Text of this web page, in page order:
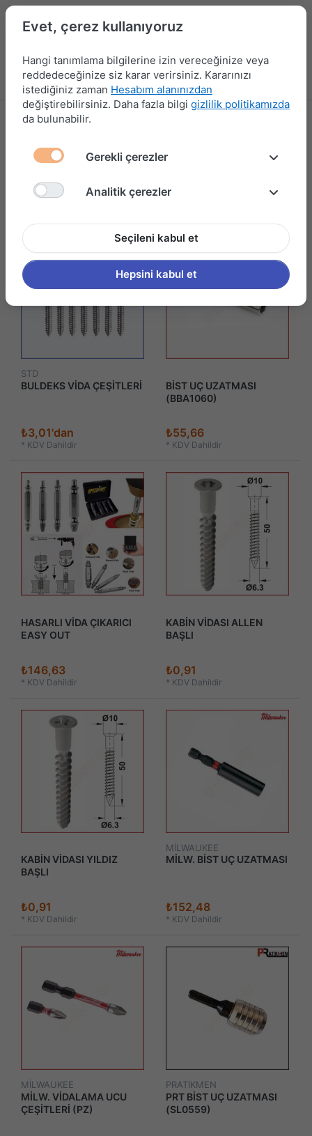
Menü Kampanyalar Yeni Ürünler Giriş yap
SUNTA VİDALARI
14 ürün gösteriliyor
Filtrele ve Sırala
STD
BULDEKS VİDA ÇEŞİTLERİ
₺3,01'dan
* KDV Dahildir
BİST UÇ UZATMASI
(BBA1060)
₺55,66
* KDV Dahildir
HASARLI VİDA ÇIKARICI
EASY OUT
₺146,63
* KDV Dahildir
KABİN VİDASI ALLEN
BAŞLI
₺0,91
* KDV Dahildir
KABİN VİDASI YILDIZ
BAŞLI
₺0,91
* KDV Dahildir
MİLWAUKEE
MİLW. BİST UÇ UZATMASI
₺152,48
* KDV Dahildir
MİLWAUKEE
MİLW. VİDALAMA UCU
ÇEŞİTLERİ (PZ)
PRATİKMEN
PRT BİST UÇ UZATMASI
(SL0559)
Evet, çerez kullanıyoruz
Hangi tanımlama bilgilerine izin vereceğinize veya
reddedeceğinize siz karar verirsiniz. Kararınızı
istediğiniz zaman Hesabım alanınızdan
değiştirebilirsiniz. Daha fazla bilgi gizlilik politikamızda
da bulunabilir.
Gerekli çerezler
Analitik çerezler
Seçileni kabul et
Hepsini kabul et